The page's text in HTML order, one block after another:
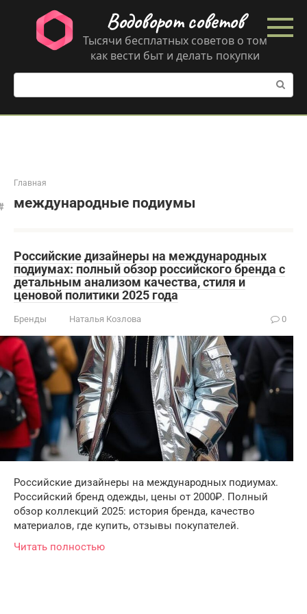
контенту
Водоворот советов
Тысячи бесплатных советов о том
как вести быт и делать покупки
Поиск:
Главная
международные подиумы
Российские дизайнеры на международных
подиумах: полный обзор российского бренда с
детальным анализом качества, стиля и
ценовой политики 2025 года
Бренды Наталья Козлова 0
Российские дизайнеры на международных подиумах.
Российский бренд одежды, цены от 2000₽. Полный
обзор коллекций 2025: история бренда, качество
материалов, где купить, отзывы покупателей.
Читать полностью